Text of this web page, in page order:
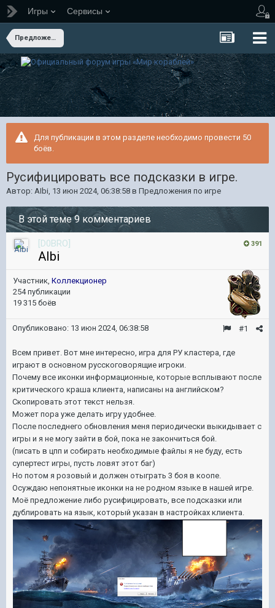
Игры Сервисы
Предложения по игре
Для публикации в этом разделе необходимо провести 50
боёв.
Русифицировать все подсказки в игре.
Автор: AIbi, 13 июн 2024, 06:38:58 в Предложения по игре
В этой теме 9 комментариев
391
[D0BRO]
AIbi
Участник, Коллекционер
254 публикации
19 315 боёв
#1
Опубликовано: 13 июн 2024, 06:38:58
Всем привет. Вот мне интересно, игра для РУ кластера, где
играют в основном русскоговорящие игроки.
Почему все иконки информационные, которые всплывают после
критического краша клиента, написаны на английском?
Скопировать этот текст нельзя.
Может пора уже делать игру удобнее.
После последнего обновления меня периодически выкидывает с
игры и я не могу зайти в бой, пока не закончиться бой.
(писать в цпп и собирать необходимые файлы я не буду, есть
супертест игры, пусть ловят этот баг)
Но потом я розовый и должен отыграть 3 боя в коопе.
Осуждаю непонятные иконки на не родном языке в нашей игре.
Моё предложение либо русифицировать, все подсказки или
дублировать на язык, который указан в настройках клиента.